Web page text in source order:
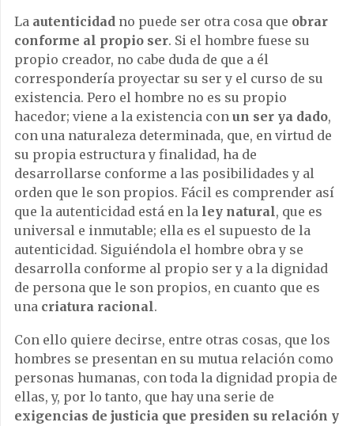
La autenticidad no puede ser otra cosa que obrar
conforme al propio ser. Si el hombre fuese su
propio creador, no cabe duda de que a él
correspondería proyectar su ser y el curso de su
existencia. Pero el hombre no es su propio
hacedor; viene a la existencia con un ser ya dado,
con una naturaleza determinada, que, en virtud de
su propia estructura y finalidad, ha de
desarrollarse conforme a las posibilidades y al
orden que le son propios. Fácil es comprender así
que la autenticidad está en la ley natural, que es
universal e inmutable; ella es el supuesto de la
autenticidad. Siguiéndola el hombre obra y se
desarrolla conforme al propio ser y a la dignidad
de persona que le son propios, en cuanto que es
una criatura racional.
Con ello quiere decirse, entre otras cosas, que los
hombres se presentan en su mutua relación como
personas humanas, con toda la dignidad propia de
ellas, y, por lo tanto, que hay una serie de
exigencias de justicia que presiden su relación y